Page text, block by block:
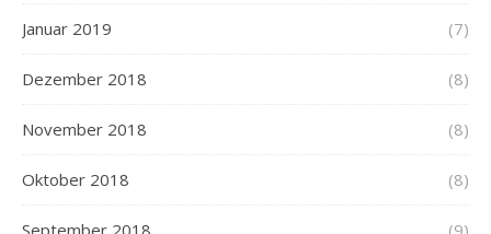
Januar 2019 (7)
Dezember 2018 (8)
November 2018 (8)
Oktober 2018 (8)
September 2018 (9)